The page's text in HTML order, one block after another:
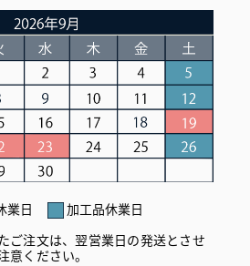
業日
加工品休業日
ご注文は、翌営業日の発送とさせ
意ください。